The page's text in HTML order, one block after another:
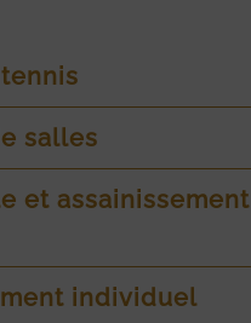
salles
et assainissement
individuel